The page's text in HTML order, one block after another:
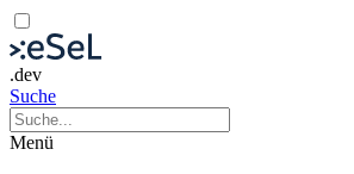
.dev
Suche
Menü